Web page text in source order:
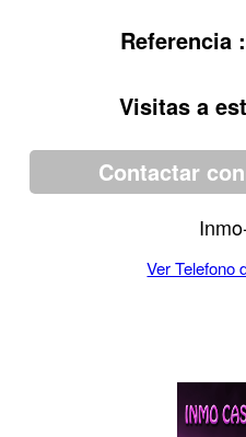
Referencia
Visitas a
Contactar
Ver Telefono